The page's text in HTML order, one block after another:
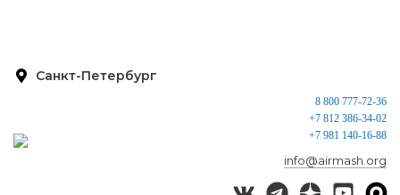
Санкт-Петербург
8 800 777-72-36
+7 812 386-34-02
+7 981 140-16-88
info@airmash.org